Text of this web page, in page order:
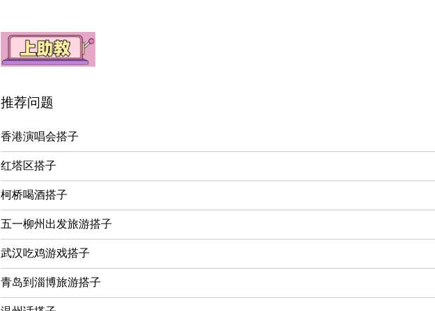
推荐问题
香港演唱会搭子
红塔区搭子
柯桥喝酒搭子
五一柳州出发旅游搭子
武汉吃鸡游戏搭子
青岛到淄博旅游搭子